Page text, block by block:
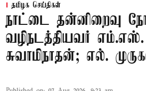
தமிழக செய்திகள்
நாட்டை தன்னிறைவு
வழிநடத்தியவர் எம்.எஸ்.
சுவாமிநாதன்; எல்.